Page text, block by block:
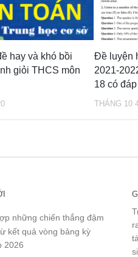
hay và khó bồi
giỏi THCS môn
Đề luyện
2021-
18 có
THÁNG 10
những chiến thắng đậm
kết quả vòng bảng kỳ
2026